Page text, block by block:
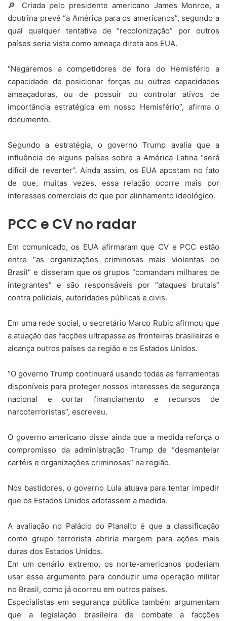
🔎 Criada pelo presidente americano James Monroe, a
doutrina prevê “a América para os americanos”, segundo a
qual qualquer tentativa de “recolonização” por outros
países seria vista como ameaça direta aos EUA.
“Negaremos a competidores de fora do Hemisfério a
capacidade de posicionar forças ou outras capacidades
ameaçadoras, ou de possuir ou controlar ativos de
importância estratégica em nosso Hemisfério”, afirma o
documento.
Segundo a estratégia, o governo Trump avalia que a
influência de alguns países sobre a América Latina “será
difícil de reverter”. Ainda assim, os EUA apostam no fato
de que, muitas vezes, essa relação ocorre mais por
interesses comerciais do que por alinhamento ideológico.
PCC e CV no radar
Em comunicado, os EUA afirmaram que CV e PCC estão
entre “as organizações criminosas mais violentas do
Brasil” e disseram que os grupos “comandam milhares de
integrantes” e são responsáveis por “ataques brutais”
contra policiais, autoridades públicas e civis.
Em uma rede social, o secretário Marco Rubio afirmou que
a atuação das facções ultrapassa as fronteiras brasileiras e
alcança outros países da região e os Estados Unidos.
“O governo Trump continuará usando todas as ferramentas
disponíveis para proteger nossos interesses de segurança
nacional e cortar financiamento e recursos de
narcoterroristas”, escreveu.
O governo americano disse ainda que a medida reforça o
compromisso da administração Trump de “desmantelar
cartéis e organizações criminosas” na região.
Nos bastidores, o governo Lula atuava para tentar impedir
que os Estados Unidos adotassem a medida.
A avaliação no Palácio do Planalto é que a classificação
como grupo terrorista abriria margem para ações mais
duras dos Estados Unidos.
Em um cenário extremo, os norte-americanos poderiam
usar esse argumento para conduzir uma operação militar
no Brasil, como já ocorreu em outros países.
Especialistas em segurança pública também argumentam
que a legislação brasileira de combate a facções